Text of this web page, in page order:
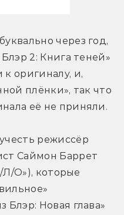
через год,
2: Книга теней»
оригиналу, и,
плёнки», так что
её не приняли.
режиссёр
Саймон Баррет
Л/О»), которые
Блэр: Новая глава»